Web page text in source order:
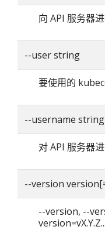
向 API 服务器
--user string
要使用的
--username string
对 API 服务器
--version
--version, --